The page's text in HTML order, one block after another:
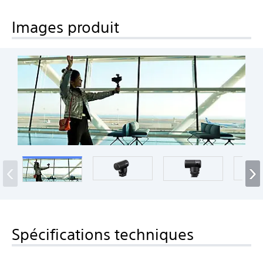
Images produit
‹ ›
Spécifications techniques